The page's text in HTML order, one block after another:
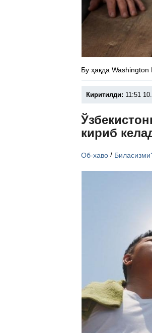
Бу ҳақда
Киритилди: 11:51
кириб
Об-хаво /